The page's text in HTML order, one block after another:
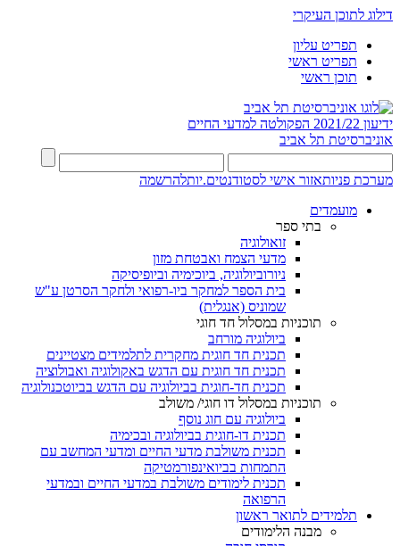
דילוג לתוכן העיקרי
תפריט עליון
תפריט ראשי
תוכן ראשי
ידיעון 2021/22
הפקולטה למדעי החיים
אוניברסיטת תל אביב
מערכת פניותאזור אישי לסטודנטים.יותלהרשמה
מועמדים
בתי ספר
זואולוגיה
מדעי הצמח ואבטחת מזון
ניורוביולוגיה, ביוכימיה וביופיסיקה
בית הספר למחקר ביו-רפואי ולחקר הסרטן ע"ש
שמוניס (אנגלית)
תוכניות במסלול חד חוגי
ביולוגיה מורחב
תכנית חד חוגית מחקרית לתלמידים מצטיינים
תכנית חד חוגית עם הדגש באקולוגיה ואבולוציה
תכנית חד-חוגית בביולוגיה עם הדגש בביוטכנולוגיה
תוכניות במסלול דו חוגי/ משולב
ביולוגיה עם חוג נוסף
תכנית דו-חוגית בביולוגיה ובכימיה
תכנית משולבת מדעי החיים ומדעי המחשב עם
התמחות בביואינפורמטיקה
תכנית לימודים משולבת במדעי החיים ובמדעי
הרפואה
תלמידים לתואר ראשון
מבנה הלימודים